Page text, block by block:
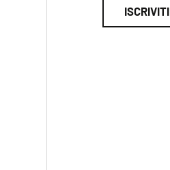
ISCRIVITI